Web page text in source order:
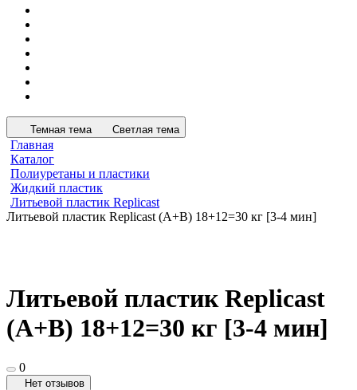
Темная тема Светлая тема
Главная
Каталог
Полиуретаны и пластики
Жидкий пластик
Литьевой пластик Replicast
Литьевой пластик Replicast (А+В) 18+12=30 кг [3-4 мин]
Литьевой пластик Replicast
(А+В) 18+12=30 кг [3-4 мин]
0
Нет отзывов